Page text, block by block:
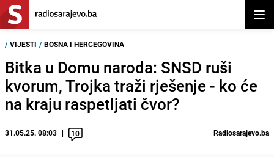
/ VIJESTI / BOSNA I HERCEGOVINA
Bitka u Domu naroda: SNSD ruši
kvorum, Trojka traži rješenje - ko će
na kraju raspetljati čvor?
31.05.25. 08:03 10 Radiosarajevo.ba